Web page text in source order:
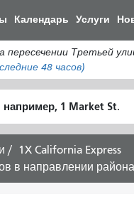
Календарь Услуги
Третьей
48 часов)
местоположение
1X California Express
в направлении